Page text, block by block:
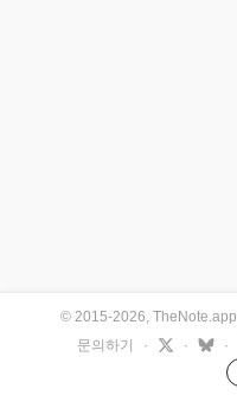
© 2015-2026, TheNote.app
문의하기
· · ·